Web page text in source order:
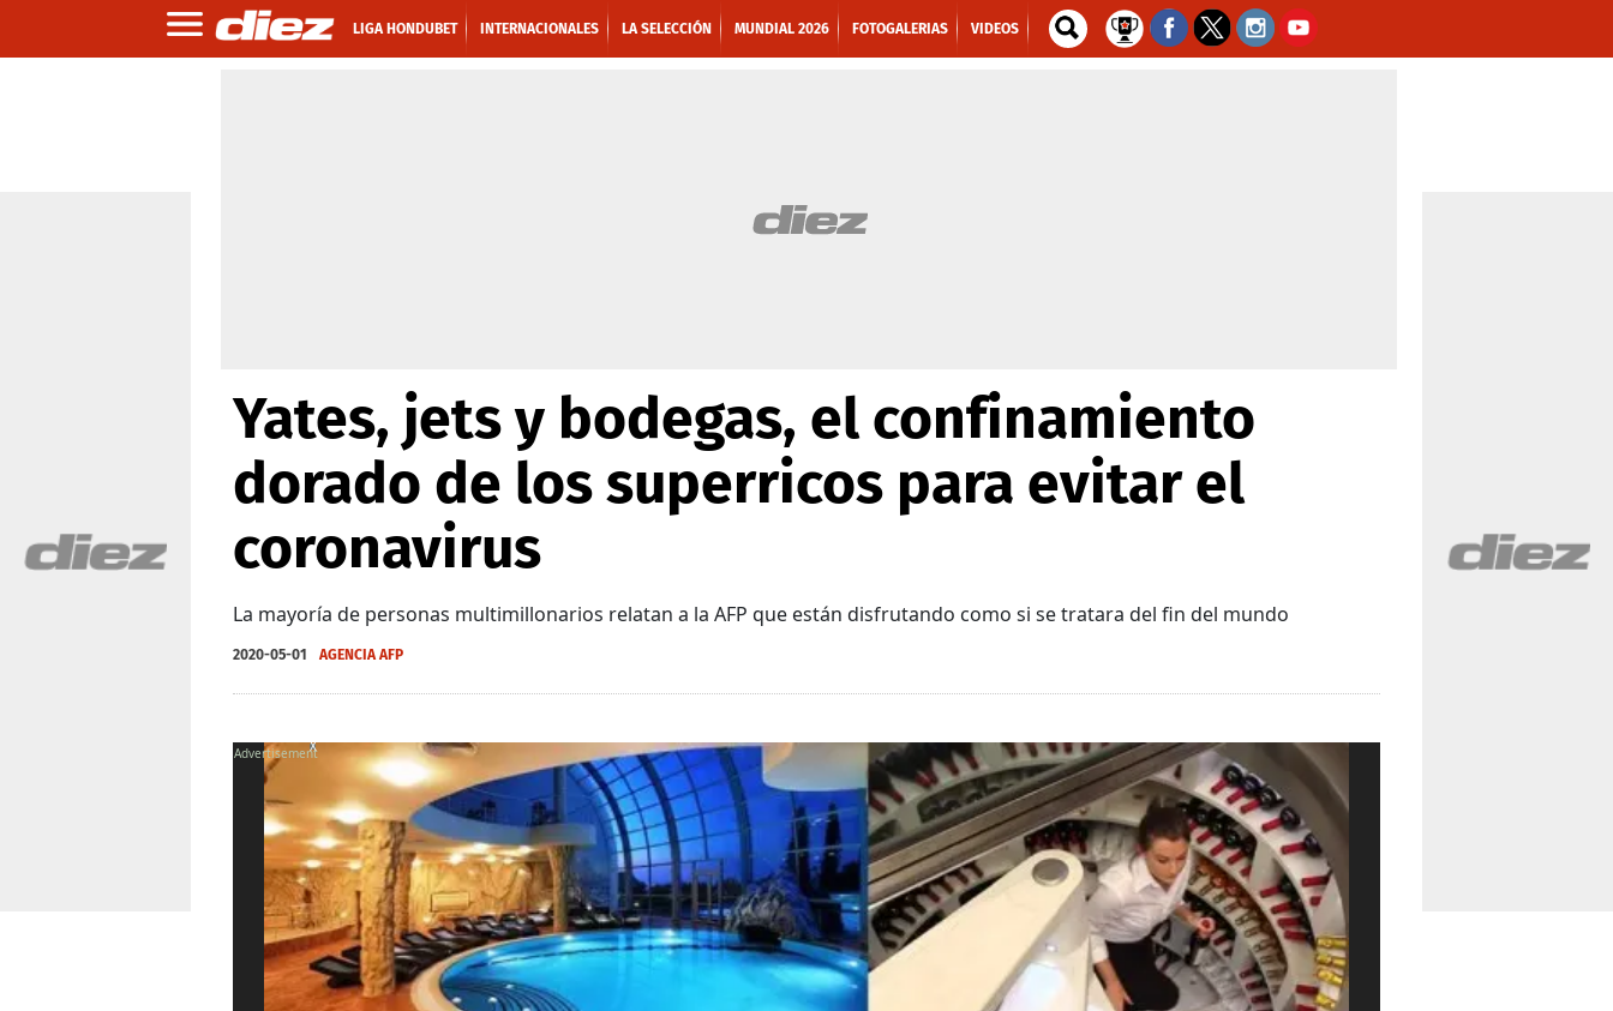
LIGA HONDUBET INTERNACIONALES LA SELECCIÓN MUNDIAL 2026 FOTOGALERIAS VIDEOS
Yates, jets y bodegas, el confinamiento
dorado de los superricos para evitar el
coronavirus
La mayoría de personas multimillonarios relatan a la AFP que están disfrutando como si se tratara del fin del mundo
2020-05-01 AGENCIA AFP
X